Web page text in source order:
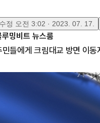
수정 오전 3:02 · 2023. 07. 17.
루밍비트 뉴스룸
민들에게 크림대교 방면 이동